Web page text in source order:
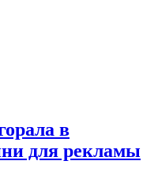
в
для рекламы